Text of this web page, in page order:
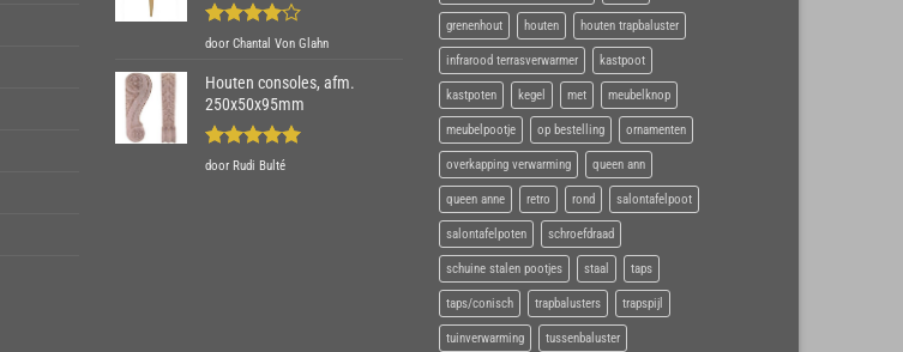
Gewaardeerd
door Chantal Von Glahn
Houten consoles, afm.
250x50x95mm
Gewaardeerd
door Rudi Bulté
grenenhout houten houten trapbaluster
infrarood terrasverwarmer kastpoot
kastpoten kegel met meubelknop
meubelpootje op bestelling ornamenten
overkapping verwarming queen ann
queen anne retro rond salontafelpoot
salontafelpoten schroefdraad
schuine stalen pootjes staal taps
taps/conisch trapbalusters trapspijl
tuinverwarming tussenbaluster